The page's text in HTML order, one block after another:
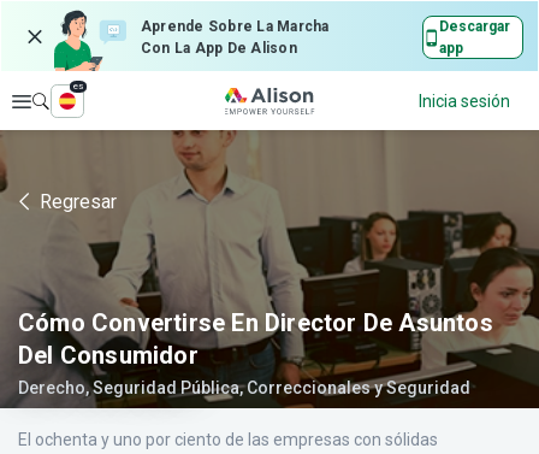
Aprende Sobre La Marcha
Con La App De Alison
Descargar
app
Explorar
es
Inicia sesión
Regresar
Cómo Convertirse En Director De Asuntos
Del Consumidor
Derecho, Seguridad Pública, Correccionales y Seguridad
El ochenta y uno por ciento de las empresas con sólidas